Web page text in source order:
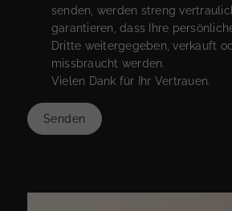
senden, werden streng
garantieren, dass Ihre
Dritte weitergegeben, verkauft
missbraucht werden.
Vielen Dank für Ihr Vertrauen.
Senden